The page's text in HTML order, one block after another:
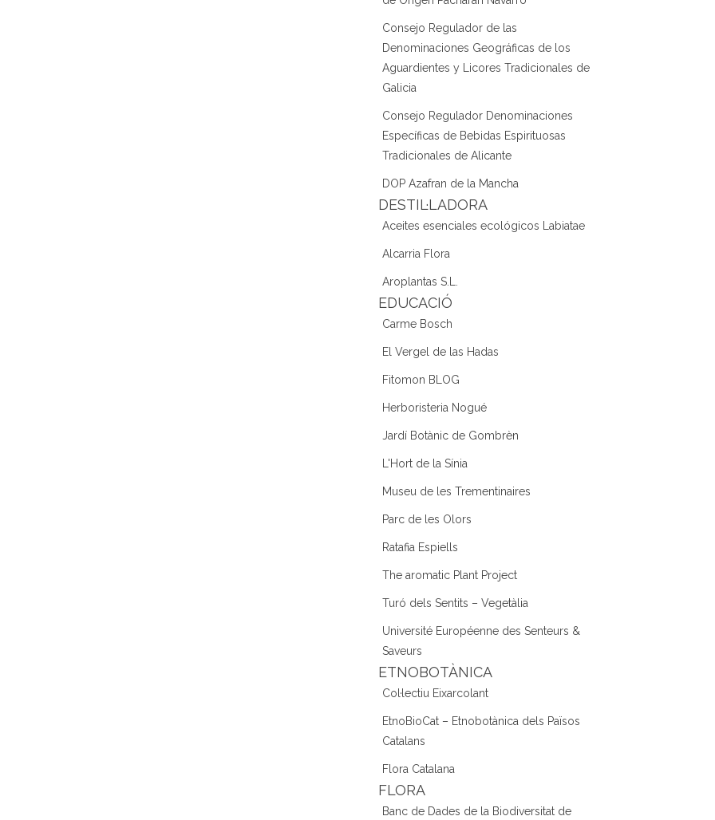
Consejo Regulador de las
Denominaciones Geográficas de los
Aguardientes y Licores Tradicionales de
Galicia
Consejo Regulador Denominaciones
Específicas de Bebidas Espirituosas
Tradicionales de Alicante
DOP Azafran de la Mancha
DESTIL·LADORA
Aceites esenciales ecológicos Labiatae
Alcarria Flora
Aroplantas S.L.
EDUCACIÓ
Carme Bosch
El Vergel de las Hadas
Fitomon BLOG
Herboristeria Nogué
Jardí Botànic de Gombrèn
L'Hort de la Sínia
Museu de les Trementinaires
Parc de les Olors
Ratafia Espiells
The aromatic Plant Project
Turó dels Sentits – Vegetàlia
Université Européenne des Senteurs &
Saveurs
ETNOBOTÀNICA
Col·lectiu Eixarcolant
EtnoBioCat – Etnobotànica dels Països
Catalans
Flora Catalana
FLORA
Banc de Dades de la Biodiversitat de